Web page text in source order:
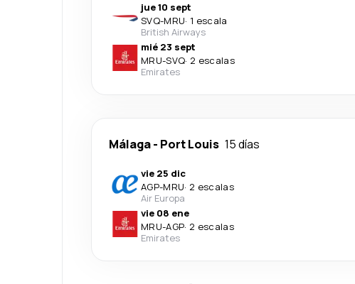
jue 10 sept
SVQ-MRU· 1 escala
British Airways
mié 23 sept
MRU-SVQ· 2 escalas
Emirates
Málaga- Port Louis 15 días
vie 25 dic
AGP-MRU· 2 escalas
Air Europa
vie 08 ene
MRU-AGP· 2 escalas
Emirates